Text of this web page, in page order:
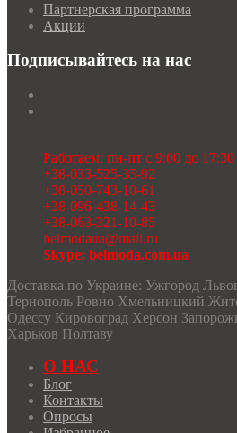
Партнерская программа
Акции
Подписывайтесь на нас
Работаем: пн-пт с 9:00 до 17:30
+38-033-525-35-92
+38-050-743-10-61
+38-096-438-14-43
+38-063-321-10-85
belmodaua@mail.ru
Skype: belmoda.com.ua
Доставка по Украине: Ужгород
Тернополь Ровно Хмельницкий
Одессу Кировоград Херсон
Харьков Полтаву
О НАС
Блог
Контакты
Опросы